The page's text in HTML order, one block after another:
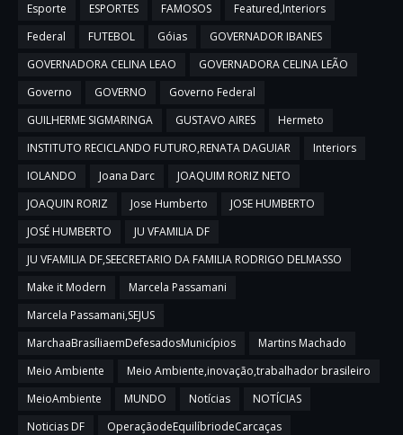
Esporte
ESPORTES FAMOSOS
Featured,Interiors
Federal
FUTEBOL Góias
GOVERNADOR IBANES
GOVERNADORA CELINA LEAO
GOVERNADORA CELINA LEÃO
Governo
GOVERNO
Governo Federal
GUILHERME SIGMARINGA
GUSTAVO AIRES
Hermeto
INSTITUTO RECICLANDO FUTURO,RENATA DAGUIAR
Interiors
IOLANDO
Joana Darc
JOAQUIM RORIZ NETO
JOAQUIN RORIZ
Jose Humberto
JOSE HUMBERTO
JOSÉ HUMBERTO
JU VFAMILIA DF
JU VFAMILIA DF,SEECRETARIO DA FAMILIA RODRIGO DELMASSO
Make it Modern
Marcela Passamani
Marcela Passamani,SEJUS
MarchaaBrasíliaemDefesadosMunicípios
Martins Machado
Meio Ambiente
Meio Ambiente,inovação,trabalhador brasileiro
MeioAmbiente
MUNDO Notícias
NOTÍCIAS
Noticias DF
OperaçãodeEquilíbriodeCarcaças